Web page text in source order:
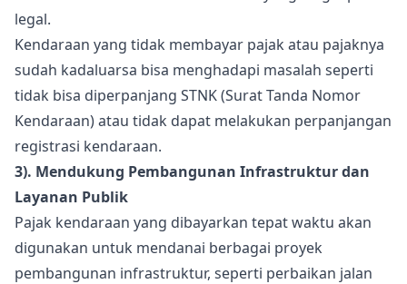
legal.
Kendaraan yang tidak membayar pajak atau pajaknya
sudah kadaluarsa bisa menghadapi masalah seperti
tidak bisa diperpanjang STNK (Surat Tanda Nomor
Kendaraan) atau tidak dapat melakukan perpanjangan
registrasi kendaraan.
3). Mendukung Pembangunan Infrastruktur dan
Layanan Publik
Pajak kendaraan yang dibayarkan tepat waktu akan
digunakan untuk mendanai berbagai proyek
pembangunan infrastruktur, seperti perbaikan jalan